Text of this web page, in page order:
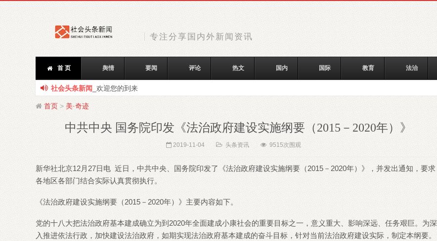
专注分享国内外新闻资讯
首 页 舆情 要闻 评论 热文 国内 国际 教育 法治
社会头条新闻 _欢迎您的到来
首页 > 美·奇迹
中共中央 国务院印发《法治政府建设实施纲要（2015－2020年）》
2019-11-04 头条资讯 9515次围观
新华社北京12月27日电 近日，中共中央、国务院印发了《法治政府建设实施纲要（2015－2020年）》，并发出通知，要求
各地区各部门结合实际认真贯彻执行。
《法治政府建设实施纲要（2015－2020年）》主要内容如下。
党的十八大把法治政府基本建成确立为到2020年全面建成小康社会的重要目标之一，意义重大、影响深远、任务艰巨。为深
入推进依法行政，加快建设法治政府，如期实现法治政府基本建成的奋斗目标，针对当前法治政府建设实际，制定本纲要。